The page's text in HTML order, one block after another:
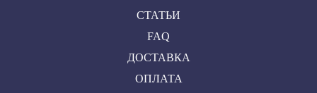
СТАТЬИ
FAQ
ДОСТАВКА
ОПЛАТА